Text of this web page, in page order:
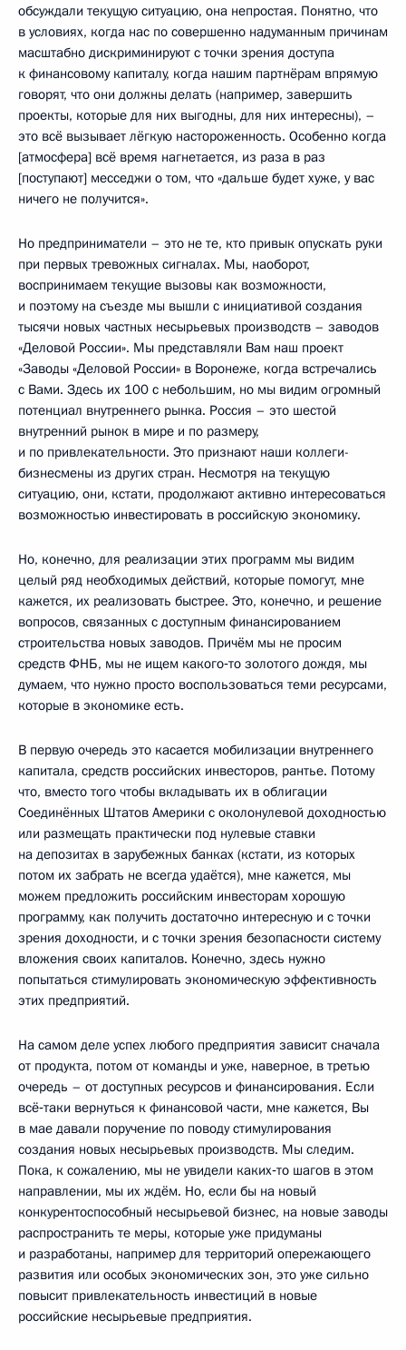
обсуждали текущую ситуацию, она непростая. Понятно, что
в условиях, когда нас по совершенно надуманным причинам
масштабно дискриминируют с точки зрения доступа
к финансовому капиталу, когда нашим партнёрам впрямую
говорят, что они должны делать (например, завершить
проекты, которые для них выгодны, для них интересны), –
это всё вызывает лёгкую настороженность. Особенно когда
[атмосфера] всё время нагнетается, из раза в раз
[поступают] месседжи о том, что «дальше будет хуже, у вас
ничего не получится».
Но предприниматели – это не те, кто привык опускать руки
при первых тревожных сигналах. Мы, наоборот,
воспринимаем текущие вызовы как возможности,
и поэтому на съезде мы вышли с инициативой создания
тысячи новых частных несырьевых производств – заводов
«Деловой России». Мы представляли Вам наш проект
«Заводы «Деловой России» в Воронеже, когда встречались
с Вами. Здесь их 100 с небольшим, но мы видим огромный
потенциал внутреннего рынка. Россия – это шестой
внутренний рынок в мире и по размеру,
и по привлекательности. Это признают наши коллеги-
бизнесмены из других стран. Несмотря на текущую
ситуацию, они, кстати, продолжают активно интересоваться
возможностью инвестировать в российскую экономику.
Но, конечно, для реализации этих программ мы видим
целый ряд необходимых действий, которые помогут, мне
кажется, их реализовать быстрее. Это, конечно, и решение
вопросов, связанных с доступным финансированием
строительства новых заводов. Причём мы не просим
средств ФНБ, мы не ищем какого‑то золотого дождя, мы
думаем, что нужно просто воспользоваться теми ресурсами,
которые в экономике есть.
В первую очередь это касается мобилизации внутреннего
капитала, средств российских инвесторов, рантье. Потому
что, вместо того чтобы вкладывать их в облигации
Соединённых Штатов Америки с околонулевой доходностью
или размещать практически под нулевые ставки
на депозитах в зарубежных банках (кстати, из которых
потом их забрать не всегда удаётся), мне кажется, мы
можем предложить российским инвесторам хорошую
программу, как получить достаточно интересную и с точки
зрения доходности, и с точки зрения безопасности систему
вложения своих капиталов. Конечно, здесь нужно
попытаться стимулировать экономическую эффективность
этих предприятий.
На самом деле успех любого предприятия зависит сначала
от продукта, потом от команды и уже, наверное, в третью
очередь – от доступных ресурсов и финансирования. Если
всё‑таки вернуться к финансовой части, мне кажется, Вы
в мае давали поручение по поводу стимулирования
создания новых несырьевых производств. Мы следим.
Пока, к сожалению, мы не увидели каких‑то шагов в этом
направлении, мы их ждём. Но, если бы на новый
конкурентоспособный несырьевой бизнес, на новые заводы
распространить те меры, которые уже придуманы
и разработаны, например для территорий опережающего
развития или особых экономических зон, это уже сильно
повысит привлекательность инвестиций в новые
российские несырьевые предприятия.